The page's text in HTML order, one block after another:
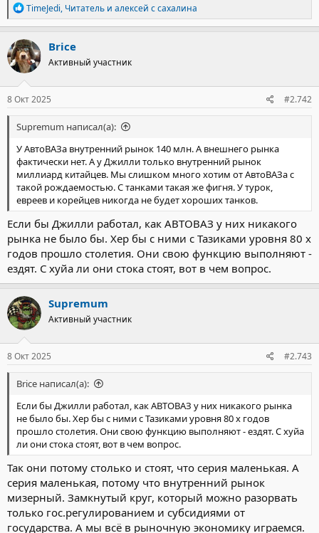
Р
е
а
к
ц
и
и
:
TimeJedi, Читатель и алексей с сахалина
Brice
Активный участник
8 Окт 2025 #2.742
Supremum написал(а):
У АвтоВАЗа внутренний рынок 140 млн. А внешнего рынка
фактически нет. А у Джилли только внутренний рынок
миллиард китайцев. Мы слишком много хотим от АвтоВАЗа с
такой рождаемостью. С танками такая же фигня. У турок,
евреев и корейцев никогда не будет хороших танков.
Если бы Джилли работал, как АВТОВАЗ у них никакого
рынка не было бы. Хер бы с ними с Тазиками уровня 80 х
годов прошло столетия. Они свою функцию выполняют -
ездят. С хуйа ли они стока стоят, вот в чем вопрос.
Supremum
Активный участник
8 Окт 2025 #2.743
Brice написал(а):
Если бы Джилли работал, как АВТОВАЗ у них никакого рынка
не было бы. Хер бы с ними с Тазиками уровня 80 х годов
прошло столетия. Они свою функцию выполняют - ездят. С хуйа
ли они стока стоят, вот в чем вопрос.
Так они потому столько и стоят, что серия маленькая. А
серия маленькая, потому что внутренний рынок
мизерный. Замкнутый круг, который можно разорвать
только гос.регулированием и субсидиями от
государства. А мы всё в рыночную экономику играемся.